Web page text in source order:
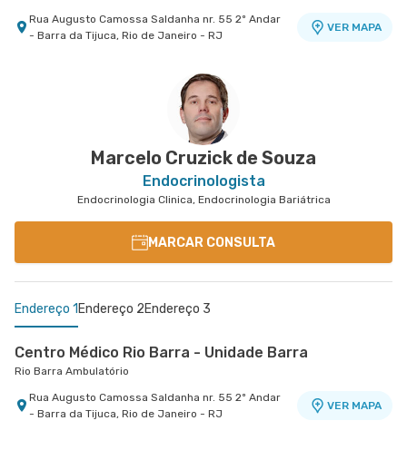
Rua Augusto Camossa Saldanha nr. 55 2º Andar
- Barra da Tijuca, Rio de Janeiro - RJ
VER MAPA
Marcelo Cruzick de Souza
Endocrinologista
Endocrinologia Clinica, Endocrinologia Bariátrica
MARCAR CONSULTA
Endereço 1 Endereço 2Endereço 3
Centro Médico Rio Barra - Unidade Barra
Rio Barra Ambulatório
Rua Augusto Camossa Saldanha nr. 55 2º Andar
- Barra da Tijuca, Rio de Janeiro - RJ
VER MAPA